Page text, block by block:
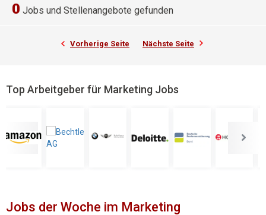
0 Jobs und Stellenangebote gefunden
Vorherige Seite Nächste Seite
Top Arbeitgeber für Marketing Jobs
Jobs der Woche im Marketing